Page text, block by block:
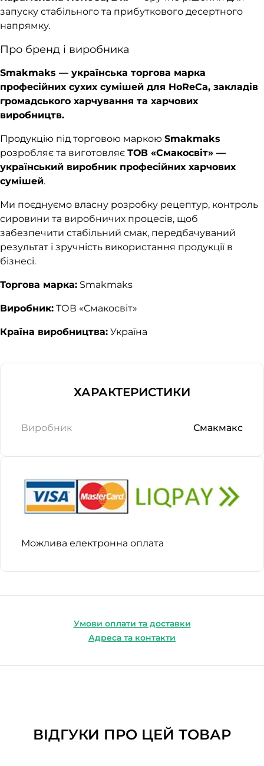
запуску стабільного та прибуткового десертного
напрямку.
Про бренд і виробника
Smakmaks — українська торгова марка
професійних сухих сумішей для HoReCa, закладів
громадського харчування та харчових
виробництв.
Продукцію під торговою маркою Smakmaks
розробляє та виготовляє ТОВ «Смакосвіт» —
український виробник професійних харчових
сумішей.
Ми поєднуємо власну розробку рецептур, контроль
сировини та виробничих процесів, щоб
забезпечити стабільний смак, передбачуваний
результат і зручність використання продукції в
бізнесі.
Торгова марка: Smakmaks
Виробник: ТОВ «Смакосвіт»
Країна виробництва: Україна
ХАРАКТЕРИСТИКИ
Виробник Смакмакс
Можлива електронна оплата
Умови оплати та доставки
Адреса та контакти
ВІДГУКИ ПРО ЦЕЙ ТОВАР